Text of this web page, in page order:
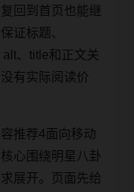
回到首页也能继
证标题、
、title和正文关
有实际阅读价
推荐4面向移动
心围绕明星八卦
展开。页面先给